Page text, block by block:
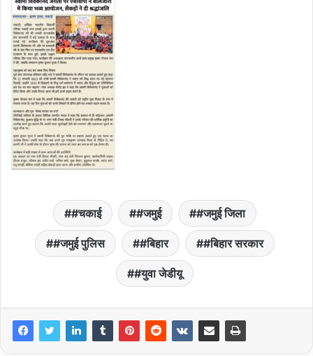
#चकाई #जमुई #जमुई जिला
#जमुई पुलिस #बिहार #बिहार सरकार
#युवा जेडीयू